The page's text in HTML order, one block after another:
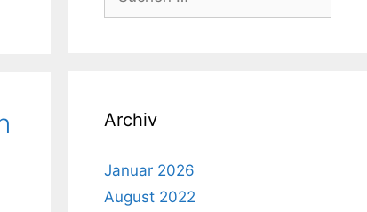
nach:
Archiv
Januar 2026
August 2022